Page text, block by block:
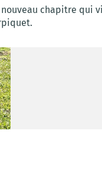
nouveau chapitre qui